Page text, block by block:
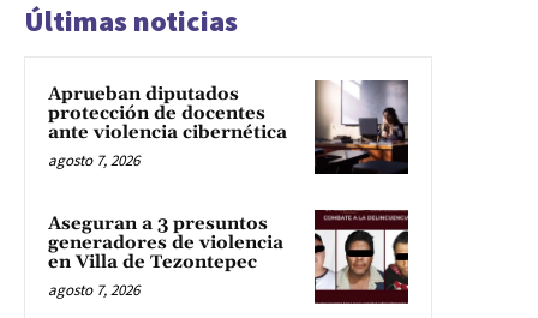
Últimas noticias
Aprueban diputados
protección de docentes
ante violencia cibernética
agosto 7, 2026
Aseguran a 3 presuntos
generadores de violencia
en Villa de Tezontepec
agosto 7, 2026